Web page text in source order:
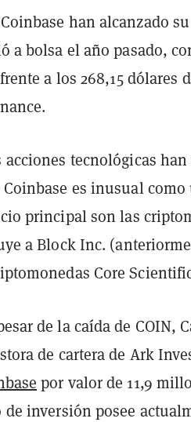
han alcanzado
a bolsa el año pasado,
a los 268,15 dólares
acciones tecnológicas
Coinbase es inusual
principal son las
a Block Inc.
Core
de la caída de COIN,
de cartera de Ark
por valor de 11,9
inversión posee